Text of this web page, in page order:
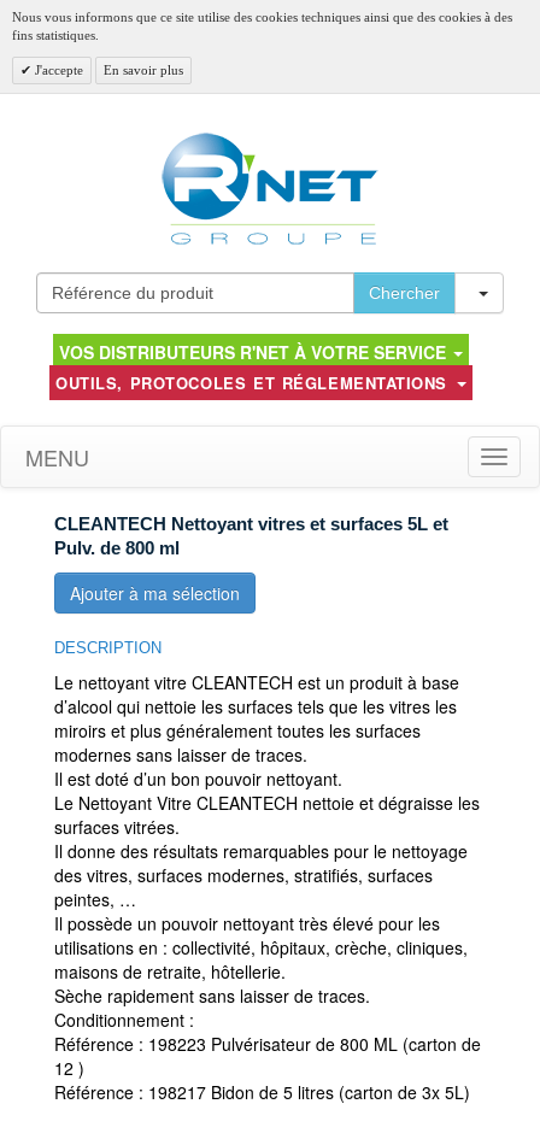
Nous vous informons que ce site utilise des cookies techniques ainsi que des cookies à des
fins statistiques.
J'accepte En savoir plus
Chercher
VOS DISTRIBUTEURS R'NET À VOTRE SERVICE
OUTILS, PROTOCOLES ET RÉGLEMENTATIONS
Toggle
MENU
CLEANTECH Nettoyant vitres et surfaces 5L et
Pulv. de 800 ml
Ajouter à ma sélection
DESCRIPTION
Le nettoyant vitre CLEANTECH est un produit à base
d’alcool qui nettoie les surfaces tels que les vitres les
miroirs et plus généralement toutes les surfaces
modernes sans laisser de traces.
Il est doté d’un bon pouvoir nettoyant.
Le Nettoyant Vitre CLEANTECH nettoie et dégraisse les
surfaces vitrées.
Il donne des résultats remarquables pour le nettoyage
des vitres, surfaces modernes, stratifiés, surfaces
peintes, …
Il possède un pouvoir nettoyant très élevé pour les
utilisations en : collectivité, hôpitaux, crèche, cliniques,
maisons de retraite, hôtellerie.
Sèche rapidement sans laisser de traces.
Conditionnement :
Référence : 198223 Pulvérisateur de 800 ML (carton de
12 )
Référence : 198217 Bidon de 5 litres (carton de 3x 5L)